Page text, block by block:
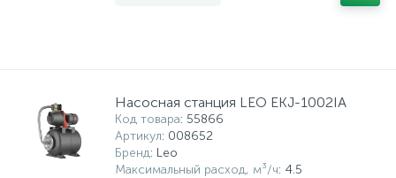
Насосная станция LEO EKJ-1002IA
Код товара: 55866
Артикул: 008652
Бренд: Leo
Максимальный расход, м³/ч: 4.5